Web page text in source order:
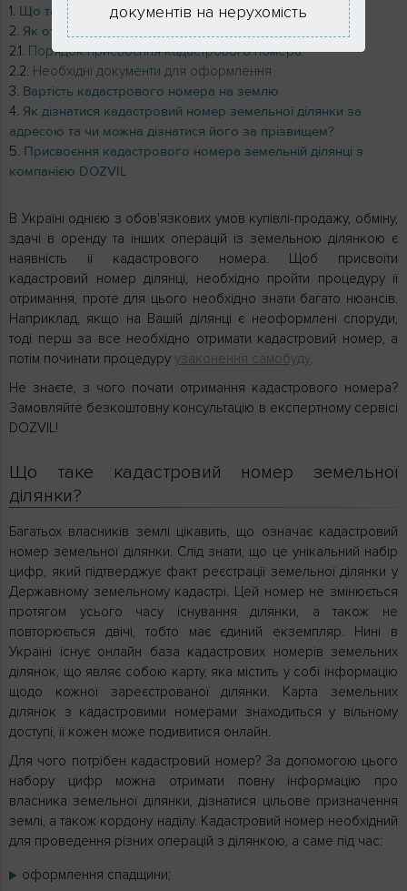
Що таке кадастровий номер земельної ділянки?
Як отримати кадастровий номер земельної ділянки?
Порядок присвоєння кадастрового номера
Необхідні документи для оформлення
Вартість кадастрового номера на землю
Як дізнатися кадастровий номер земельної ділянки за
адресою та чи можна дізнатися його за прізвищем?
Присвоєння кадастрового номера земельній ділянці з
компанією DOZVIL
В Україні однією з обов'язкових умов купівлі-продажу, обміну,
здачі в оренду та інших операцій із земельною ділянкою є
наявність її кадастрового номера. Щоб присвоїти
кадастровий номер ділянці, необхідно пройти процедуру її
отримання, проте для цього необхідно знати багато нюансів.
Наприклад, якщо на Вашій ділянці є неоформлені споруди,
тоді перш за все необхідно отримати кадастровий номер, а
потім починати процедуру узаконення самобуду.
Не знаєте, з чого почати отримання кадастрового номера?
Замовляйте безкоштовну консультацію в експертному сервісі
DOZVIL!
Що таке кадастровий номер земельної
ділянки?
Багатьох власників землі цікавить, що означає кадастровий
номер земельної ділянки. Слід знати, що це унікальний набір
цифр, який підтверджує факт реєстрації земельної ділянки у
Державному земельному кадастрі. Цей номер не змінюється
протягом усього часу існування ділянки, а також не
повторюється двічі, тобто має єдиний екземпляр. Нині в
Україні існує онлайн база кадастрових номерів земельних
ділянок, що являє собою карту, яка містить у собі інформацію
щодо кожної зареєстрованої ділянки. Карта земельних
ділянок з кадастровими номерами знаходиться у вільному
доступі, її кожен може подивитися онлайн.
Для чого потрібен кадастровий номер? За допомогою цього
набору цифр можна отримати повну інформацію про
власника земельної ділянки, дізнатися цільове призначення
землі, а також кордону наділу. Кадастровий номер необхідний
для проведення різних операцій з ділянкою, а саме під час:
оформлення спадщини;
документів на нерухомість